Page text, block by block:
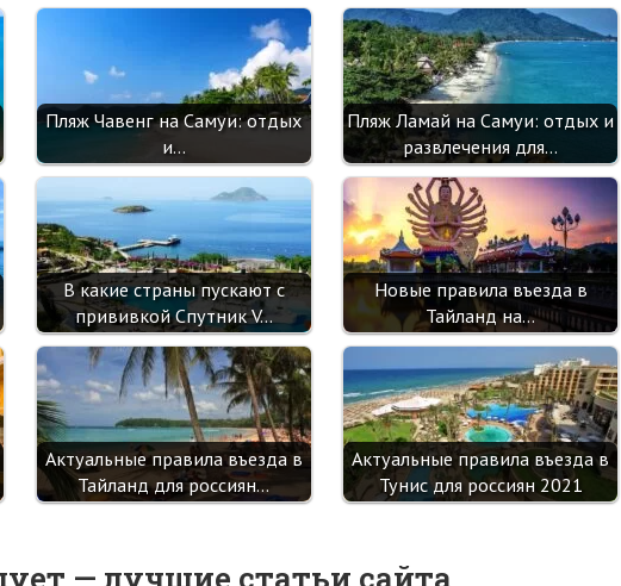
Пляж Чавенг на Самуи: отдых
и…
Пляж Ламай на Самуи: отдых и
развлечения для…
В какие страны пускают с
прививкой Спутник V…
Новые правила въезда в
Тайланд на…
Актуальные правила въезда в
Тайланд для россиян…
Актуальные правила въезда в
Тунис для россиян 2021
— лучшие статьи сайта